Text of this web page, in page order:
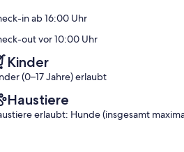
in ab 16:00 Uhr
out vor 10:00 Uhr
Kinder
(0–17 Jahre) erlaubt
Haustiere
erlaubt: Hunde (insgesamt